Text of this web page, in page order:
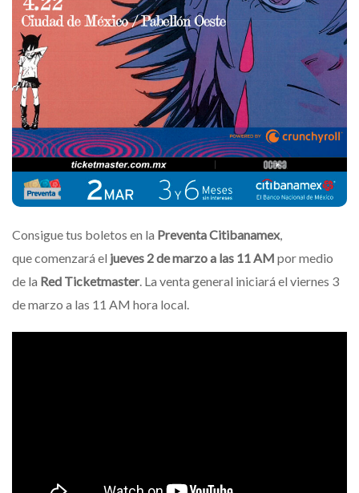
Consigue tus boletos en la Preventa Citibanamex,
quecomenzará el jueves 2 de marzo a las 11 AM por medio
de la Red Ticketmaster. La venta general iniciará el viernes 3
de marzo a las 11 AM hora local.